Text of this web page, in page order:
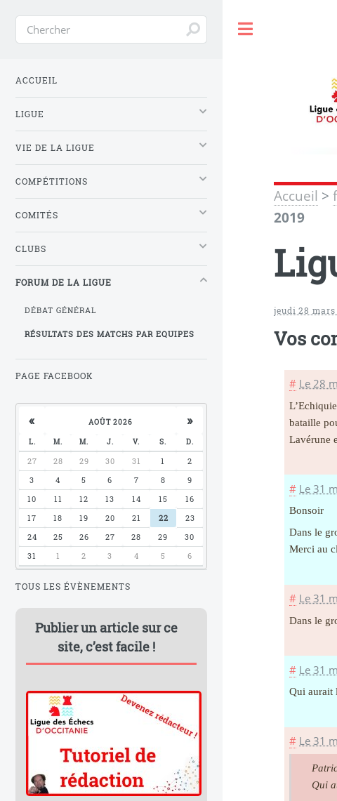
Accueil >
2019
jeudi 28 mars
Vos
# Le 28
bataille
Lavérune
# Le 31
Bonsoir
Dans le
Merci au
# Le 31
Dans le
# Le 31
Qui aurait
# Le 31
Qui
ACCUEIL
LIGUE
VIE DE LA LIGUE
COMPÉTITIONS
COMITÉS
CLUBS
FORUM DE LA LIGUE
DÉBAT GÉNÉRAL
RÉSULTATS DES MATCHS PAR EQUIPES
PAGE FACEBOOK
« AOÛT 2026 »
L. M. M. J. V. S. D.
27 28 29 30 31 1
2
3
4 5 6 7 8
9
10
11 12 13 14 15
16
17
18 19 20 21 22
23
24
25 26 27 28 29
30
31
1 2 3 4 5 6
TOUS LES ÉVÈNEMENTS
Publier un article sur ce
site, c’est facile !